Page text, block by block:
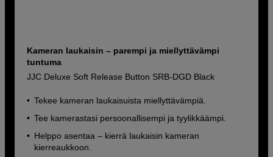
Kameran laukaisin – parempi ja miellyttävämpi
tuntuma
JJC Deluxe Soft Release Button SRB-DGD Black
Tekee kameran laukaisuista miellyttävämpiä.
Tee kamerastasi persoonallisempi ja tyylikkäämpi.
Helppo asentaa – kierrä laukaisin kameran
kierreaukkoon.